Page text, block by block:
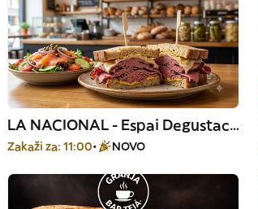
LA NACIONAL - Espai Degustació
Zakaži za: 11:00 NOVO